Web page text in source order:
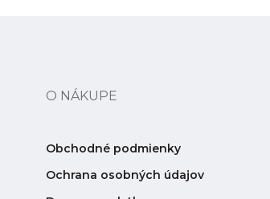
O NÁKUPE
Obchodné podmienky
Ochrana osobných údajov